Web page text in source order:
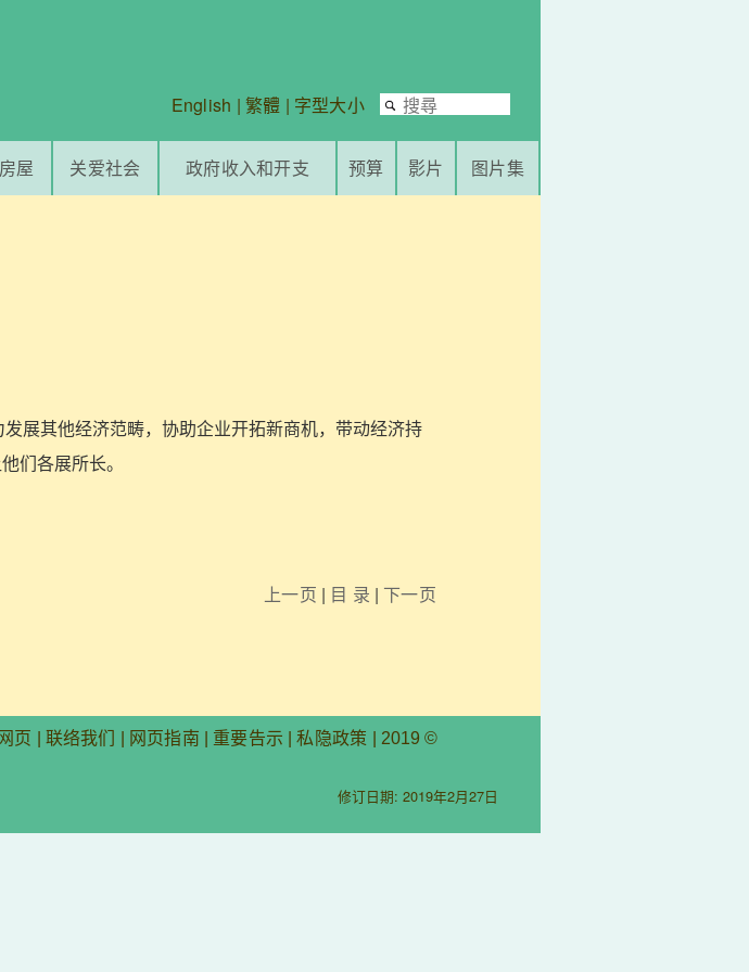
English | 繁體 | 字型大小
屋 关爱社会 政府收入和开支 预算 影片 图片集
展其他经济范畴，协助企业开拓新商机，带动经济持
们各展所长。
上一页 | 目 录 | 下一页
页 联络我们 网页指南 重要告示 |私隐政策 | 2019 ©
修订日期: 2019年2月27日